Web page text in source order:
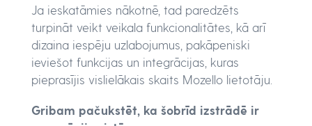
Ja ieskatāmies nākotnē, tad paredzēts
turpināt veikt veikala funkcionalitātes, kā arī
dizaina iespēju uzlabojumus, pakāpeniski
ieviešot funkcijas un integrācijas, kuras
pieprasījis vislielākais skaits Mozello lietotāju.
Gribam pačukstēt, ka šobrīd izstrādē ir